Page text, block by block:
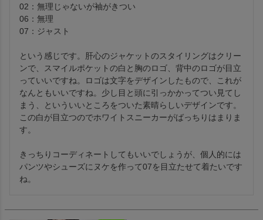
02：無理じゃないが袖がきつい
06：無理
07：ジャスト
という感じです。肝心のジャケットのスタイリングはクリー
ンで、スマイルポケットの白と胸のロゴ、背中のロゴが目立
っていいですね。ロゴは文字をデザインしたもので、これが
なんともいいですね。少し目と頭に引っかかってつい見てし
まう、といういいところをついた素晴らしいデザインです。
この白が目立つのでホワイトスニーカーがばっちりはまりま
す。
きっちりコーディネートしてもいいでしょうが、個人的には
パンツやシューズにヌケを作って07を目立たせて着たいです
ね。